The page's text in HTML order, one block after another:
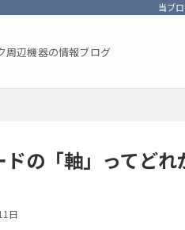
当ブ
周辺機器の情報ブログ
の「軸」ってど
日